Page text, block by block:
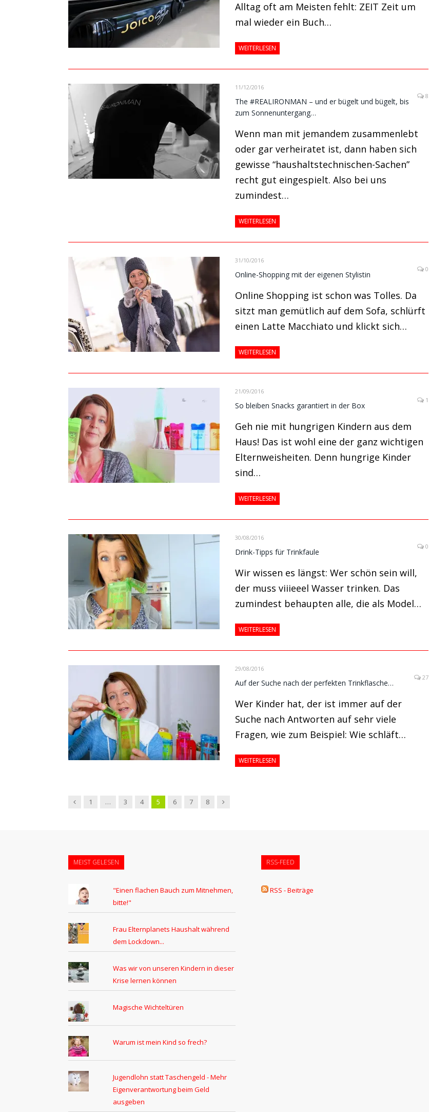
Alltag oft am Meisten fehlt: ZEIT Zeit um
mal wieder ein Buch…
WEITERLESEN
11/12/2016
8
The #REALIRONMAN – und er bügelt und bügelt, bis
zum Sonnenuntergang…
Wenn man mit jemandem zusammenlebt
oder gar verheiratet ist, dann haben sich
gewisse “haushaltstechnischen-Sachen”
recht gut eingespielt. Also bei uns
zumindest…
WEITERLESEN
31/10/2016
0
Online-Shopping mit der eigenen Stylistin
Online Shopping ist schon was Tolles. Da
sitzt man gemütlich auf dem Sofa, schlürft
einen Latte Macchiato und klickt sich…
WEITERLESEN
21/09/2016
1
So bleiben Snacks garantiert in der Box
Geh nie mit hungrigen Kindern aus dem
Haus! Das ist wohl eine der ganz wichtigen
Elternweisheiten. Denn hungrige Kinder
sind…
WEITERLESEN
30/08/2016
0
Drink-Tipps für Trinkfaule
Wir wissen es längst: Wer schön sein will,
der muss viiieeel Wasser trinken. Das
zumindest behaupten alle, die als Model…
WEITERLESEN
29/08/2016
27
Auf der Suche nach der perfekten Trinkflasche…
Wer Kinder hat, der ist immer auf der
Suche nach Antworten auf sehr viele
Fragen, wie zum Beispiel: Wie schläft…
WEITERLESEN
←
1 … 3 4 5 6 7 8
Vor
MEIST GELESEN
"Einen flachen Bauch zum Mitnehmen,
bitte!"
Frau Elternplanets Haushalt während
dem Lockdown...
Was wir von unseren Kindern in dieser
Krise lernen können
Magische Wichteltüren
Warum ist mein Kind so frech?
Jugendlohn statt Taschengeld - Mehr
Eigenverantwortung beim Geld
ausgeben
RSS-FEED
RSS - Beiträge